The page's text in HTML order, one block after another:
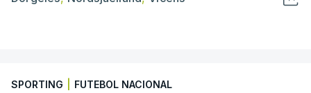
SPORTING FUTEBOL NACIONAL